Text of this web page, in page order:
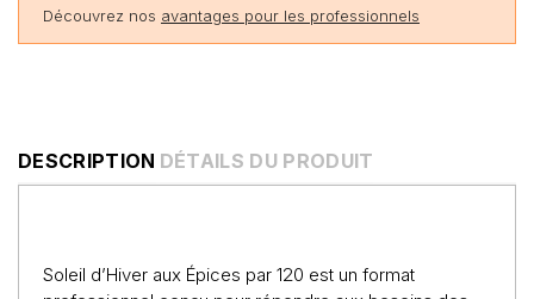
Découvrez nos avantages pour les professionnels
DESCRIPTION DÉTAILS DU PRODUIT
Soleil d’Hiver aux Épices par 120 est un format